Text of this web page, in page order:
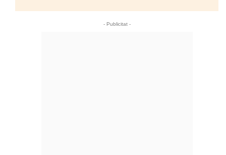
- Publicitat -